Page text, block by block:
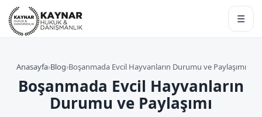
☰
Anasayfa›Blog›Boşanmada Evcil Hayvanların Durumu ve Paylaşımı
Boşanmada Evcil Hayvanların
Durumu ve Paylaşımı